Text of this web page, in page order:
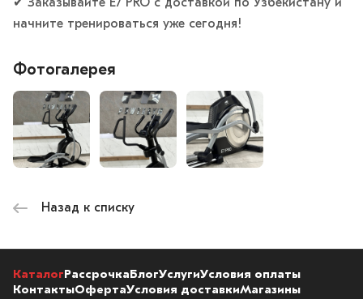
✔ Заказывайте E7 PRO с доставкой по Узбекистану и
начните тренироваться уже сегодня!
Фотогалерея
Назад к списку
КаталогРассрочкаБлогУслугиУсловия оплаты
КонтактыОфертаУсловия доставкиМагазины